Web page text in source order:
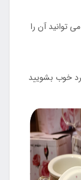
توانید آن را
خوب بشویید